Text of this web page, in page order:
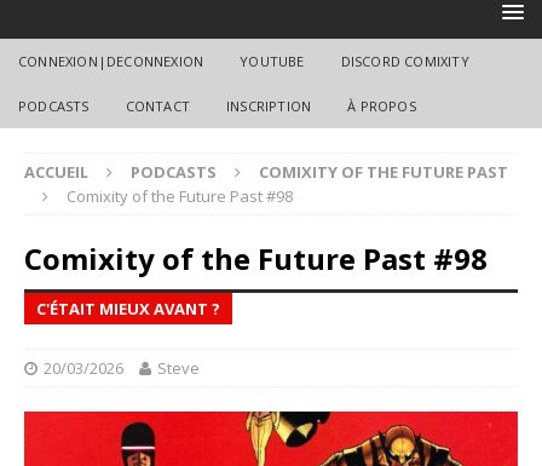
CONNEXION|DECONNEXION YOUTUBE DISCORD COMIXITY
PODCASTS CONTACT INSCRIPTION À PROPOS
ACCUEIL PODCASTS
COMIXITY OF THE FUTURE PAST
Comixity of the Future Past #98
Comixity of the Future Past #98
C'ÉTAIT MIEUX AVANT ?
20/03/2026 Steve